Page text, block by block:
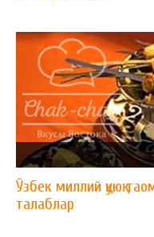
Ўзбек миллий қуюқ
талаблар